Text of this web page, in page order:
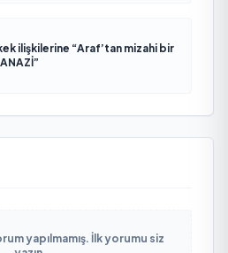
ilişkilerine “Araf’tan mizahi bir
yapılmamış. İlk yorumu siz